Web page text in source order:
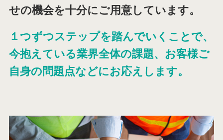
せの機会を十分にご用意しています。
１つずつステップを踏んでいくことで、
今抱えている業界全体の課題、お客様ご
自身の問題点などにお応えします。